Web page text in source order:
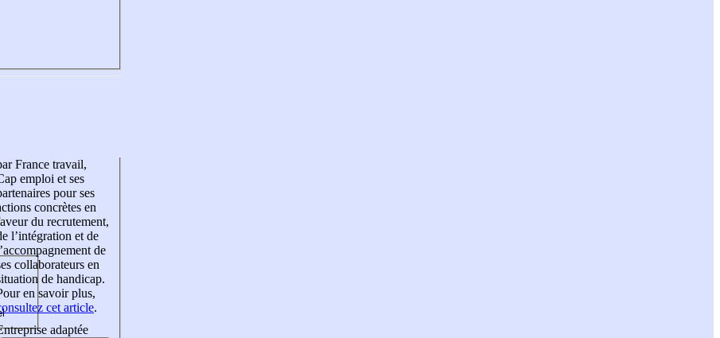
France travail,
emploi et ses
pour ses
concrètes en
du recrutement,
l’intégration et de
de
collaborateurs en
de handicap.
en savoir plus,
cet article.
adaptée